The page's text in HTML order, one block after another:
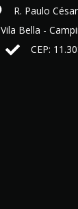
R. Paulo
Vila Bella -
CEP: